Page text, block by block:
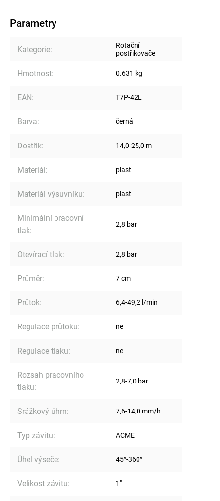
Parametry
Kategorie:
Rotační
postřikovače
Hmotnost: 0.631 kg
EAN: T7P-42L
Barva: černá
Dostřik: 14,0-25,0 m
Materiál: plast
Materiál výsuvníku: plast
Minimální pracovní
tlak:
2,8 bar
Otevírací tlak: 2,8 bar
Průměr: 7 cm
Průtok: 6,4-49,2 l/min
Regulace průtoku: ne
Regulace tlaku: ne
Rozsah pracovního
tlaku:
2,8-7,0 bar
Srážkový úhrn: 7,6-14,0 mm/h
Typ závitu: ACME
Úhel výseče: 45°-360°
Velikost závitu: 1"